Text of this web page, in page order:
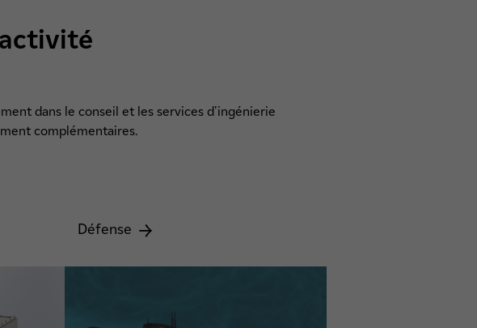
dans le conseil et les services d'ingénierie
complémentaires.
Défense